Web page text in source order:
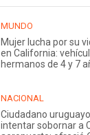
MUNDO
Mujer lucha por su
en California:
hermanos de 4 y 7
NACIONAL
Ciudadano
intentar sobornar a